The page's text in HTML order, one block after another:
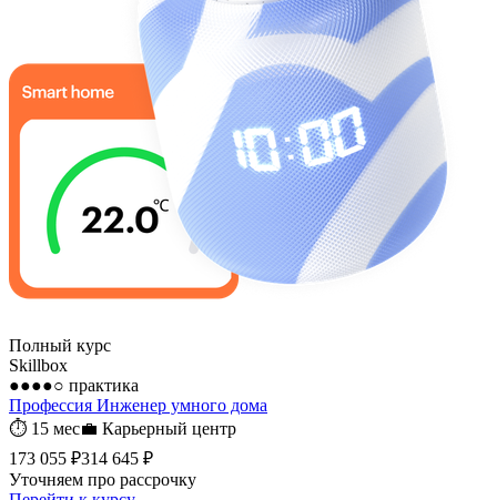
Полный курс
Skillbox
●●●●○ практика
Профессия Инженер умного дома
⏱ 15 мес💼 Карьерный центр
173 055 ₽314 645 ₽
Уточняем про рассрочку